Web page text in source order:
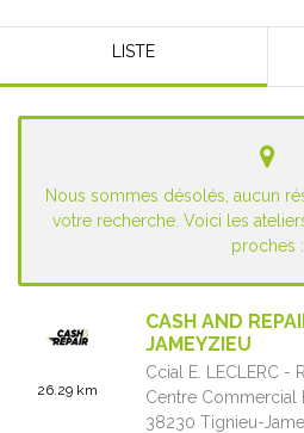
LISTE
Nous sommes désolés, aucun
votre recherche. Voici les
proches :
26.29 km
CASH AND
JAMEYZIEU
Ccial E. LECLERC -
Centre Commercial
38230 Tignieu-